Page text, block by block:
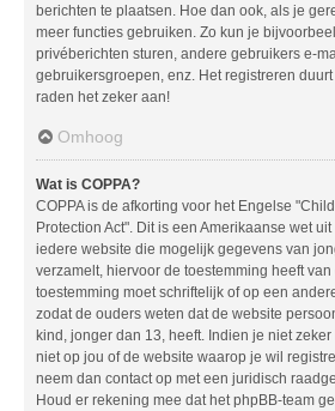
berichten te plaatsen. Hoe dan ook, als je
meer functies gebruiken. Zo kun je
privéberichten sturen, andere gebruikers e-
gebruikersgroepen, enz. Het registreren
raden het zeker aan!
Omhoog
Wat is COPPA?
COPPA is de afkorting voor het Engelse
Protection Act". Dit is een Amerikaanse wet
iedere website die mogelijk gegevens van
verzamelt, hiervoor de toestemming heeft
toestemming moet schriftelijk of op een
zodat de ouders weten dat de website
kind, jonger dan 13, heeft. Indien je niet
niet op jou of de website waarop je wil
neem dan contact op met een juridisch
Houd er rekening mee dat het phpBB-team